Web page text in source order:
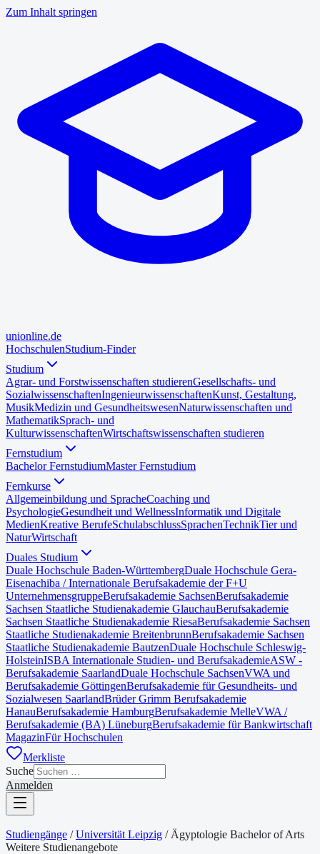
Zum Inhalt springen
unionline.de
HochschulenStudium-Finder
Studium
Agrar- und Forstwissenschaften studierenGesellschafts- und
SozialwissenschaftenIngenieurwissenschaftenKunst, Gestaltung,
MusikMedizin und GesundheitswesenNaturwissenschaften und
MathematikSprach- und
KulturwissenschaftenWirtschaftswissenschaften studieren
Fernstudium
Bachelor FernstudiumMaster Fernstudium
Fernkurse
Allgemeinbildung und SpracheCoaching und
PsychologieGesundheit und WellnessInformatik und Digitale
MedienKreative BerufeSchulabschlussSprachenTechnikTier und
NaturWirtschaft
Duales Studium
Duale Hochschule Baden-WürttembergDuale Hochschule Gera-
Eisenachiba / Internationale Berufsakademie der F+U
UnternehmensgruppeBerufsakademie SachsenBerufsakademie
Sachsen Staatliche Studienakademie GlauchauBerufsakademie
Sachsen Staatliche Studienakademie RiesaBerufsakademie Sachsen
Staatliche Studienakademie BreitenbrunnBerufsakademie Sachsen
Staatliche Studienakademie BautzenDuale Hochschule Schleswig-
HolsteinISBA Internationale Studien- und BerufsakademieASW -
Berufsakademie SaarlandDuale Hochschule SachsenVWA und
Berufsakademie GöttingenBerufsakademie für Gesundheits- und
Sozialwesen SaarlandBrüder Grimm Berufsakademie
HanauBerufsakademie HamburgBerufsakademie MelleVWA /
Berufsakademie (BA) LüneburgBerufsakademie für Bankwirtschaft
MagazinFür Hochschulen
Merkliste
Suche
Anmelden
Studiengänge / Universität Leipzig / Ägyptologie Bachelor of Arts
Weitere Studienangebote